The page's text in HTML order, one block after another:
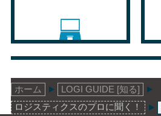
ホーム
LOGI GUIDE [知る]
ロジスティクスのプロに聞く！